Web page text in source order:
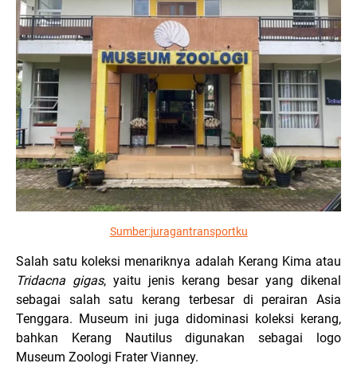
Sumber:juragantransportku
Salah satu koleksi menariknya adalah Kerang Kima atau
Tridacna gigas, yaitu jenis kerang besar yang dikenal
sebagai salah satu kerang terbesar di perairan Asia
Tenggara. Museum ini juga didominasi koleksi kerang,
bahkan Kerang Nautilus digunakan sebagai logo
Museum Zoologi Frater Vianney.